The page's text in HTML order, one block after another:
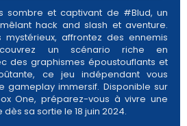
sombre et captivant de #Blud, un
hack and slash et aventure.
mystérieux, affrontez des ennemis
un scénario riche en
des graphismes époustouflants et
ce jeu indépendant vous
gameplay immersif. Disponible sur
One, préparez-vous à vivre une
sa sortie le 18 juin 2024.